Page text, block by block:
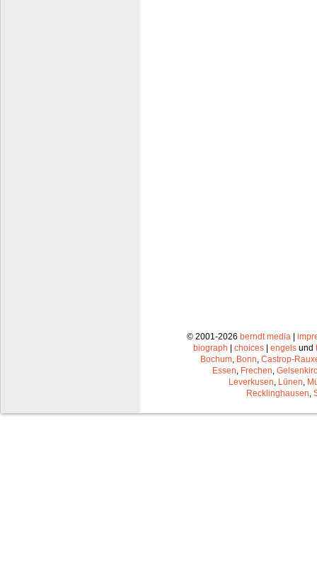
© 2001-2026 berndt media|
biograph
choices engels und
Bochum, Bonn, Castrop-
Essen, Frechen,
Leverkusen, Lünen,
Recklinghausen,